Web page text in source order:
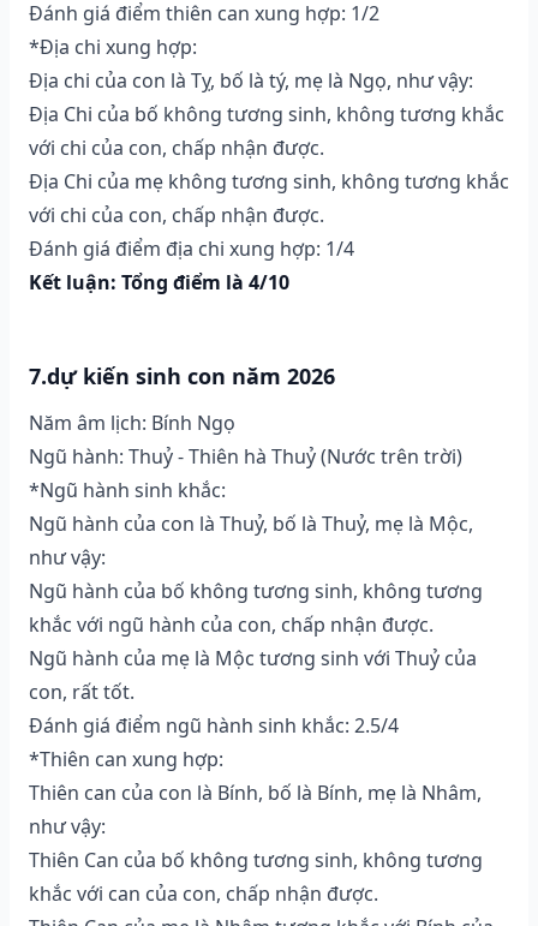
Đánh giá điểm thiên can xung hợp: 1/2
*Địa chi xung hợp:
Địa chi của con là Tỵ, bố là tý, mẹ là Ngọ, như vậy:
Địa Chi của bố không tương sinh, không tương khắc
với chi của con, chấp nhận được.
Địa Chi của mẹ không tương sinh, không tương khắc
với chi của con, chấp nhận được.
Đánh giá điểm địa chi xung hợp: 1/4
Kết luận: Tổng điểm là 4/10
7.dự kiến sinh con năm 2026
Năm âm lịch: Bính Ngọ
Ngũ hành: Thuỷ - Thiên hà Thuỷ (Nước trên trời)
*Ngũ hành sinh khắc:
Ngũ hành của con là Thuỷ, bố là Thuỷ, mẹ là Mộc,
như vậy:
Ngũ hành của bố không tương sinh, không tương
khắc với ngũ hành của con, chấp nhận được.
Ngũ hành của mẹ là Mộc tương sinh với Thuỷ của
con, rất tốt.
Đánh giá điểm ngũ hành sinh khắc: 2.5/4
*Thiên can xung hợp:
Thiên can của con là Bính, bố là Bính, mẹ là Nhâm,
như vậy:
Thiên Can của bố không tương sinh, không tương
khắc với can của con, chấp nhận được.